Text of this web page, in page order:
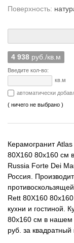
Поверхность:
4 938 руб./кв.м
Введите кол-во:
кв.м
автоматически
( ничего не выбрано )
Керамогранит
80X160 80x160 см
Russia Forte Dei
Россия.
Rett 80X160
кухни и гостиной.
80x160 см в нашем
руб. за квадратный